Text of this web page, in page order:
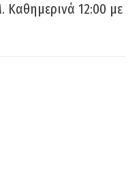
Καθημερινά 12:00 με